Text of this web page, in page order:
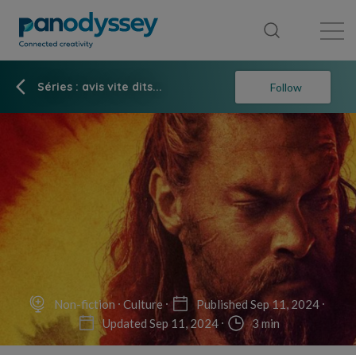
Séries : avis vite dits... Follow
Non-fiction Culture
Published Sep 11, 2024
Updated Sep 11, 2024
3 min